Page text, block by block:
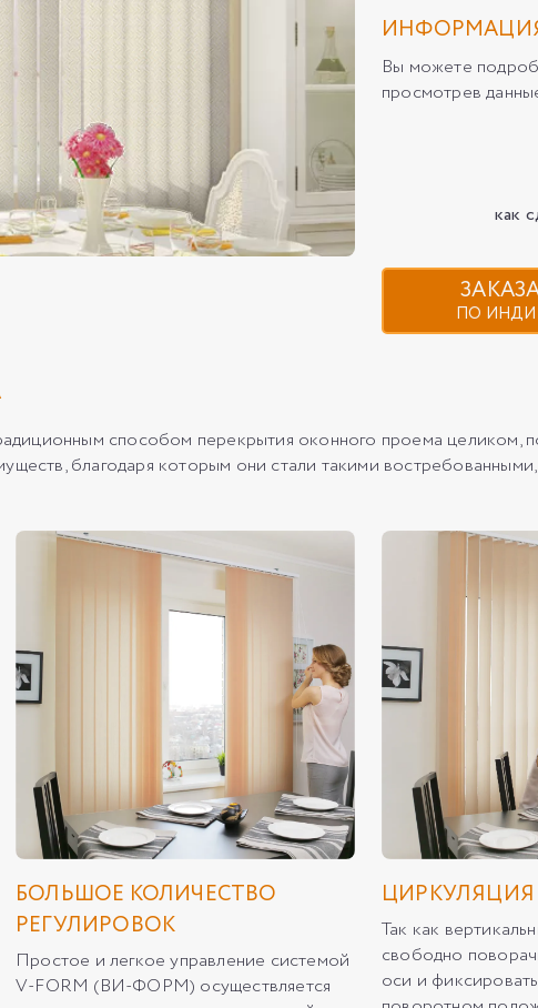
Вы можете
просмотрев
как
ПО
способом перекрытия оконного проема целиком,
благодаря которым они стали такими
БОЛЬШОЕ КОЛИЧЕСТВО
РЕГУЛИРОВОК
Простое и легкое управление системой
V-FORM (ВИ-ФОРМ) осуществляется
Так как
свободно
оси и